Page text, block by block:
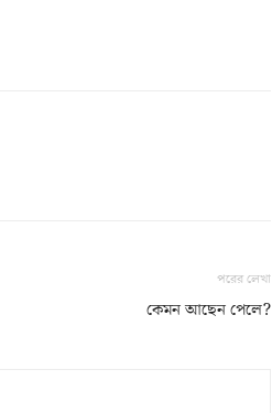
পরের লেখা
কেমন আছেন পেলে?